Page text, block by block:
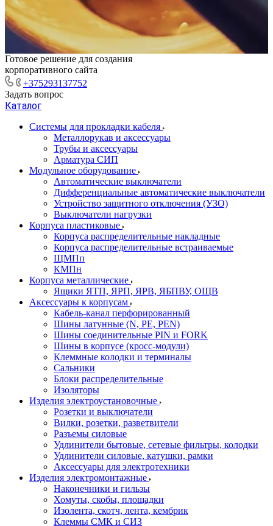
Готовое решение для создания
корпоративного сайта
+375293137752
Задать вопрос
Каталог
Системы для прокладки кабеля
Металлорукав и аксессуары
Трубы и аксессуары
Арматура СИП
Модульное оборудование
Автоматические выключатели
Дифференциальные автоматические выключатели
Устройство защитного отключения (УЗО)
Выключатели нагрузки
Корпуса пластиковые
Корпуса распределительные накладные
Корпуса распределительные встраиваемые
ЩМПп
КМПн
Корпуса металлические
Ящики ЯТП, ЯРП, ЯРВ, ЯБПВУ, ОЩВ
Аксессуары к корпусам
Кабель-канал перфорированный
Шины латунные (N, PE, PEN)
Шины соединительные PIN и FORK
Шины в корпусе (кросс-модули)
Клеммные колодки и терминалы
Сальники
Блоки распределительные
Изоляторы
Изделия электроустановочные
Розетки и выключатели
Вилки, розетки, разветвители
Разъемы силовые
Удлинители бытовые, сетевые фильтры, колодки
Удлинители силовые, катушки, рамки
Аксессуары для электротехники
Изделия электромонтажные
Наконечники и гильзы
Хомуты, скобы, площадки
Изолента, скотч, лента, кембрик
Клеммы СМК и СИЗ